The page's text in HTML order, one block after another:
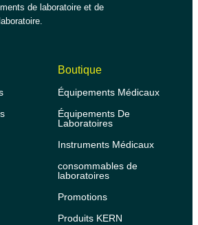
de laboratoire et de
Boutique
Équipements Médicaux
Équipements De
Laboratoires
Instruments Médicaux
consommables de
laboratoires
Promotions
Produits KERN